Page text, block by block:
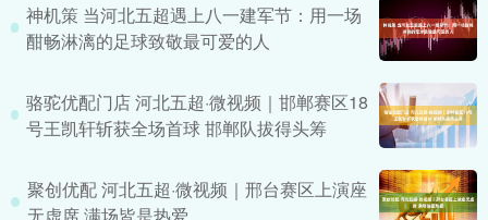
神机策 当河北五超遇上八一建军节：用一场
酣畅淋漓的足球致敬最可爱的人
骆驼优配门店 河北五超·微视频｜邯郸赛区18
号王凯轩斩获全场首球 邯郸队拔得头筹
聚创优配 河北五超·微视频｜邢台赛区上演座